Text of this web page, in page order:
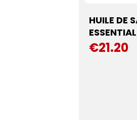
HUILE DE
€21.20